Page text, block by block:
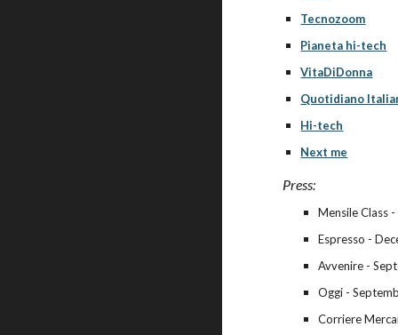
Tecnozoom
Pianeta hi-tech
VitaDiDonna
Quotidiano
Hi-tech
Next me
Press:
Mensile Class
Espresso -
Avvenire -
Oggi -
Corriere